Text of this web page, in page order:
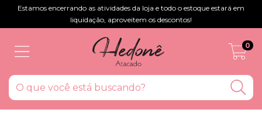
Estamos encerrando as atividades da loja e todo o estoque estará em
liquidação, aproveitem os descontos!
0